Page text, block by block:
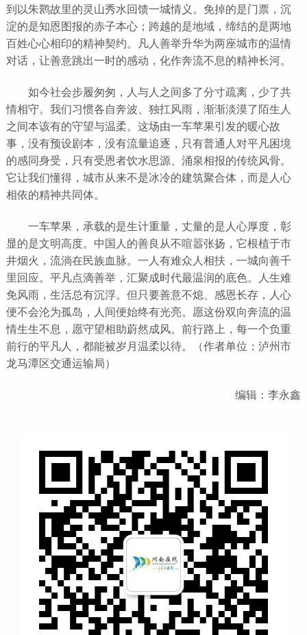
到以朱鹮故里的灵山秀水回馈一城情义。免掉的是门票，沉
淀的是知恩图报的赤子本心；跨越的是地域，缔结的是两地
百姓心心相印的精神契约。凡人善举升华为两座城市的温情
对话，让善意跳出一时的感动，化作奔流不息的精神长河。
如今社会步履匆匆，人与人之间多了分寸疏离，少了共
情相守。我们习惯各自奔波、独扛风雨，渐渐淡漠了陌生人
之间本该有的守望与温柔。这场由一车苹果引发的暖心故
事，没有预设剧本，没有流量追逐，只有普通人对平凡困境
的感同身受，只有受恩者饮水思源、涌泉相报的传统风骨。
它让我们懂得，城市从来不是冰冷的建筑聚合体，而是人心
相依的精神共同体。
一车苹果，承载的是生计重量，丈量的是人心厚度，彰
显的是文明高度。中国人的善良从不喧嚣张扬，它根植于市
井烟火，流淌在民族血脉。一人有难众人相扶，一城向善千
里回应。平凡点滴善举，汇聚成时代最温润的底色。人生难
免风雨，生活总有沉浮。但只要善意不熄、感恩长存，人心
便不会沦为孤岛，人间便始终有光亮。愿这份双向奔流的温
情生生不息，愿守望相助蔚然成风。前行路上，每一个负重
前行的平凡人，都能被岁月温柔以待。（作者单位：泸州市
龙马潭区交通运输局）
编辑：李永鑫